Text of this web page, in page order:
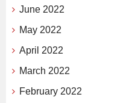
June 2022
May 2022
April 2022
March 2022
February 2022